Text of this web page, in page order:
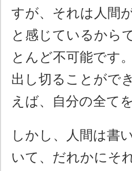
すが、それは人間
と感じているから
とんど不可能です
出し切ることがで
えば、自分の全て
しかし、人間は書
いて、だれかにそ